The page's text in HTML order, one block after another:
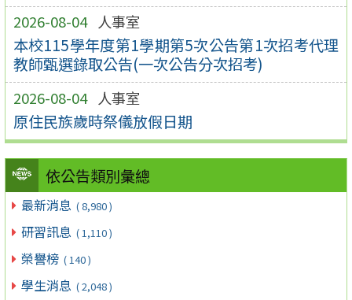
2026-08-04 人事室
本校115學年度第1學期第5次公告第1次招考代理
教師甄選錄取公告(一次公告分次招考)
2026-08-04 人事室
原住民族歲時祭儀放假日期
依公告類別彙總
最新消息 ( 8,980 )
研習訊息 ( 1,110 )
榮譽榜 ( 140 )
學生消息 ( 2,048 )